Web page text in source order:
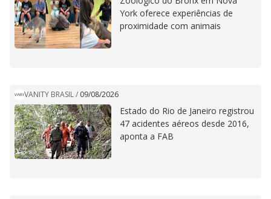
York oferece experiências de
proximidade com animais
VANITY BRASIL/ 09/08/2026
Estado do Rio de Janeiro registrou
47 acidentes aéreos desde 2016,
aponta a FAB